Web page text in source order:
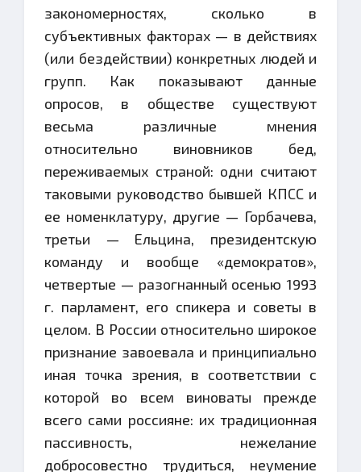
закономерностях, сколько в
субъективных факторах — в действиях
(или бездействии) конкретных людей и
групп. Как показывают данные
опросов, в обществе существуют
весьма различные мнения
относительно виновников бед,
переживаемых страной: одни считают
таковыми руководство бывшей КПСС и
ее номенклатуру, другие — Горбачева,
третьи — Ельцина, президентскую
команду и вообще «демократов»,
четвертые — разогнанный осенью 1993
г. парламент, его спикера и советы в
целом. В России относительно широкое
признание завоевала и принципиально
иная точка зрения, в соответствии с
которой во всем виноваты прежде
всего сами россияне: их традиционная
пассивность, нежелание
добросовестно трудиться, неумение